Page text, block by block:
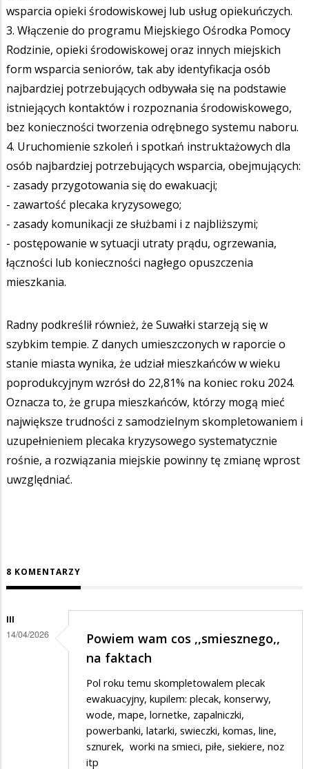
wsparcia opieki środowiskowej lub usług opiekuńczych.
3. Włączenie do programu Miejskiego Ośrodka Pomocy
Rodzinie, opieki środowiskowej oraz innych miejskich
form wsparcia seniorów, tak aby identyfikacja osób
najbardziej potrzebujących odbywała się na podstawie
istniejących kontaktów i rozpoznania środowiskowego,
bez konieczności tworzenia odrębnego systemu naboru.
4. Uruchomienie szkoleń i spotkań instruktażowych dla
osób najbardziej potrzebujących wsparcia, obejmujących:
- zasady przygotowania się do ewakuacji;
- zawartość plecaka kryzysowego;
- zasady komunikacji ze służbami i z najbliższymi;
- postępowanie w sytuacji utraty prądu, ogrzewania,
łączności lub konieczności nagłego opuszczenia
mieszkania.
Radny podkreślił również, że Suwałki starzeją się w
szybkim tempie. Z danych umieszczonych w raporcie o
stanie miasta wynika, że udział mieszkańców w wieku
poprodukcyjnym wzrósł do 22,81% na koniec roku 2024.
Oznacza to, że grupa mieszkańców, którzy mogą mieć
największe trudności z samodzielnym skompletowaniem i
uzupełnieniem plecaka kryzysowego systematycznie
rośnie, a rozwiązania miejskie powinny tę zmianę wprost
uwzględniać.
8 KOMENTARZY
III
14/04/2026
Powiem wam cos ,,smiesznego,,
na faktach
Pol roku temu skompletowalem plecak
ewakuacyjny, kupilem: plecak, konserwy,
wode, mape, lornetke, zapalniczki,
powerbanki, latarki, swieczki, komas, line,
sznurek, worki na smieci, piłe, siekiere, noz
itp